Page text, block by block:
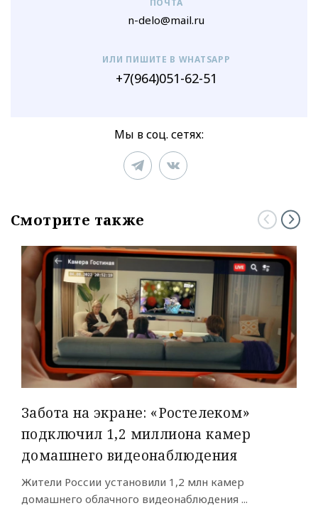
n-delo@mail.ru
ИЛИ ПИШИТЕ В WHATSAPP
+7(964)051-62-51
Мы в соц. сетях:
Смотрите также
Забота на экране: «Ростелеком»
подключил 1,2 миллиона камер
домашнего видеонаблюдения
Жители России установили 1,2 млн камер
домашнего облачного видеонаблюдения ...